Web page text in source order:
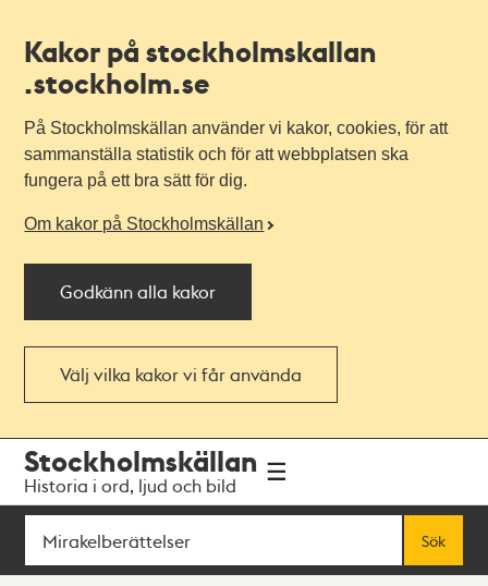
Kakor på stockholmskallan
.stockholm.se
På Stockholmskällan använder vi kakor, cookies, för att
sammanställa statistik och för att webbplatsen ska
fungera på ett bra sätt för dig.
Om kakor på Stockholmskällan
Godkänn alla kakor
Välj vilka kakor vi får använda
navigationen
huvudinnehållet
Stockholmskällan
Historia i ord, ljud och bild
Sök
Sök